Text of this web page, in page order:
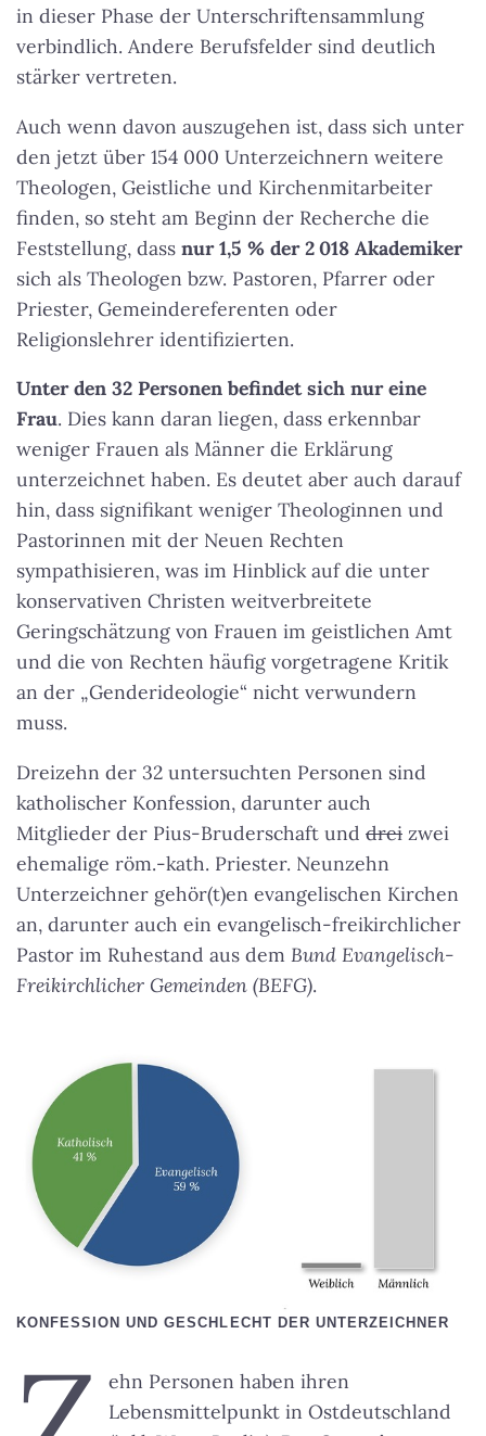
in dieser Phase der Unterschriftensammlung
verbindlich. Andere Berufsfelder sind deutlich
stärker vertreten.
Auch wenn davon auszugehen ist, dass sich unter
den jetzt über 154 000 Unterzeichnern weitere
Theologen, Geistliche und Kirchenmitarbeiter
finden, so steht am Beginn der Recherche die
Feststellung, dass nur 1,5 % der 2 018 Akademiker
sich als Theologen bzw. Pastoren, Pfarrer oder
Priester, Gemeindereferenten oder
Religionslehrer identifizierten.
Unter den 32 Personen befindet sich nur eine
Frau. Dies kann daran liegen, dass erkennbar
weniger Frauen als Männer die Erklärung
unterzeichnet haben. Es deutet aber auch darauf
hin, dass signifikant weniger Theologinnen und
Pastorinnen mit der Neuen Rechten
sympathisieren, was im Hinblick auf die unter
konservativen Christen weitverbreitete
Geringschätzung von Frauen im geistlichen Amt
und die von Rechten häufig vorgetragene Kritik
an der „Genderideologie“ nicht verwundern
muss.
Dreizehn der 32 untersuchten Personen sind
katholischer Konfession, darunter auch
Mitglieder der Pius-Bruderschaft und drei zwei
ehemalige röm.-kath. Priester. Neunzehn
Unterzeichner gehör(t)en evangelischen Kirchen
an, darunter auch ein evangelisch-freikirchlicher
Pastor im Ruhestand aus dem Bund Evangelisch-
Freikirchlicher Gemeinden (BEFG).
KONFESSION UND GESCHLECHT DER UNTERZEICHNER
ehn Personen haben ihren
Lebensmittelpunkt in Ostdeutschland